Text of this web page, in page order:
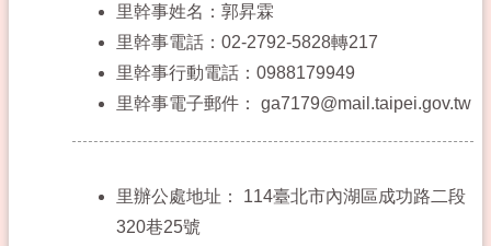
里幹事姓名：郭昇霖
里幹事電話：02-2792-5828轉217
里幹事行動電話：0988179949
里幹事電子郵件： ga7179@mail.taipei.gov.tw
里辦公處地址： 114臺北市內湖區成功路二段
320巷25號